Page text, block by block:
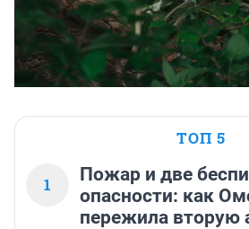
ТОП 5
1
Пожар и две
опасности: как
пережила вторую